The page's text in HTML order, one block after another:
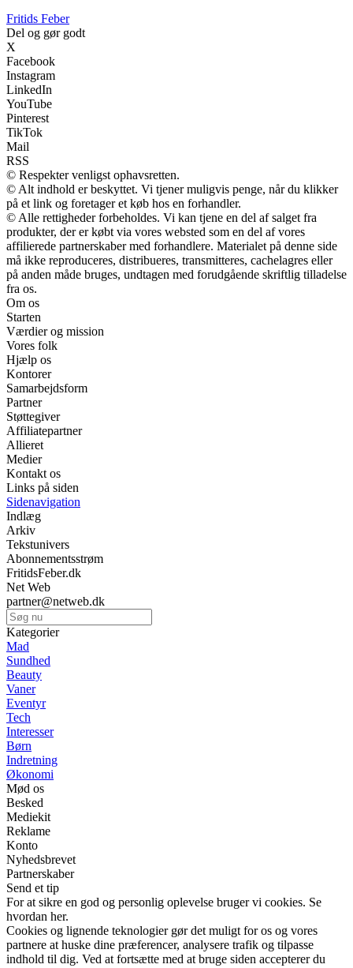
Fritids Feber
Del og gør godt
X
Facebook
Instagram
LinkedIn
YouTube
Pinterest
TikTok
Mail
RSS
© Respekter venligst ophavsretten.
© Alt indhold er beskyttet. Vi tjener muligvis penge, når du klikker
på et link og foretager et køb hos en forhandler.
© Alle rettigheder forbeholdes. Vi kan tjene en del af salget fra
produkter, der er købt via vores websted som en del af vores
affilierede partnerskaber med forhandlere. Materialet på denne side
må ikke reproduceres, distribueres, transmitteres, cachelagres eller
på anden måde bruges, undtagen med forudgående skriftlig tilladelse
fra os.
Om os
Starten
Værdier og mission
Vores folk
Hjælp os
Kontorer
Samarbejdsform
Partner
Støttegiver
Affiliatepartner
Allieret
Medier
Kontakt os
Links på siden
Sidenavigation
Indlæg
Arkiv
Tekstunivers
Abonnementsstrøm
FritidsFeber.dk
Net Web
partner@netweb.dk
Kategorier
Mad
Sundhed
Beauty
Vaner
Eventyr
Tech
Interesser
Børn
Indretning
Økonomi
Mød os
Besked
Mediekit
Reklame
Konto
Nyhedsbrevet
Partnerskaber
Send et tip
For at sikre en god og personlig oplevelse bruger vi cookies. Se
hvordan her.
Cookies og lignende teknologier gør det muligt for os og vores
partnere at huske dine præferencer, analysere trafik og tilpasse
indhold til dig. Ved at fortsætte med at bruge siden accepterer du